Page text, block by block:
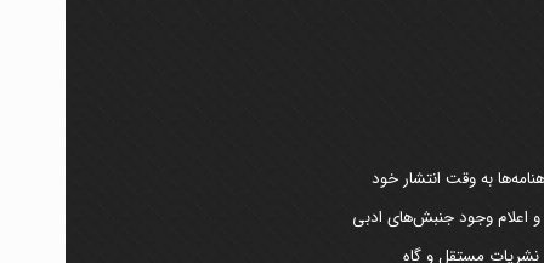
به وقت انتشار خود
و اعلام وجود جنبش‌های ادبی
نشریات مستقل و گاه